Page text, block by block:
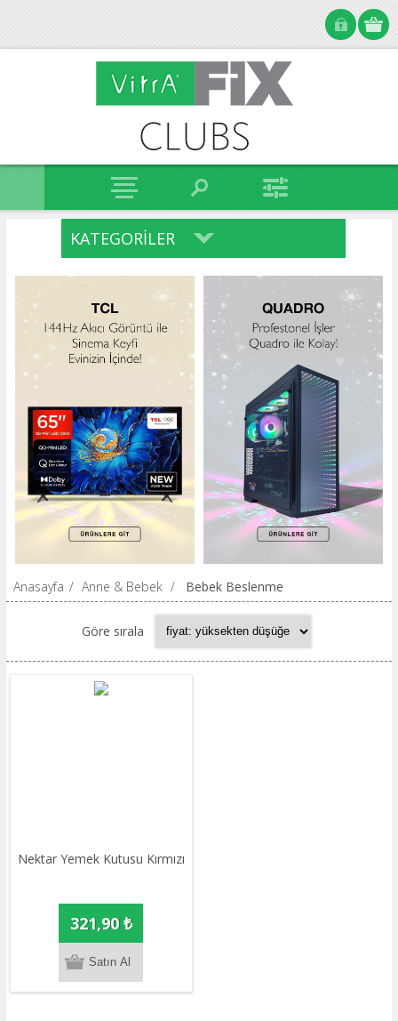
KATEGORILER
Anasayfa / Anne & Bebek / Bebek Beslenme
Göre sırala
Nektar Yemek Kutusu Kırmızı
321,90 ₺